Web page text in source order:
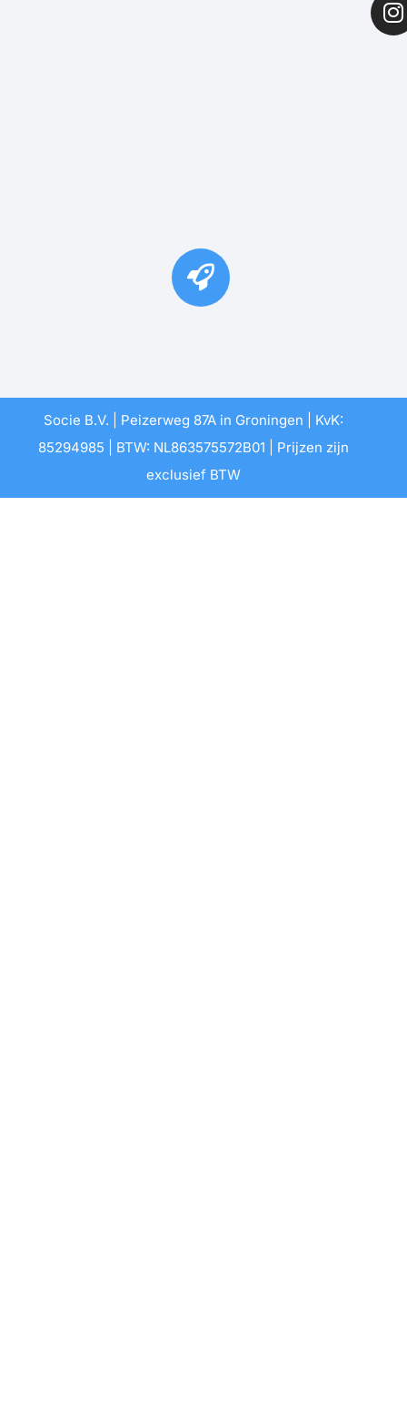
Socie B.V. | Peizerweg 87A in Groningen | KvK:
85294985 | BTW: NL863575572B01 | Prijzen zijn
exclusief BTW